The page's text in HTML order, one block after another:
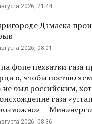
2026, 21:44
Дамаска
2026, 08:01
фоне нехватки газа
чтобы
не был российским,
газа
—
2026, 08:36